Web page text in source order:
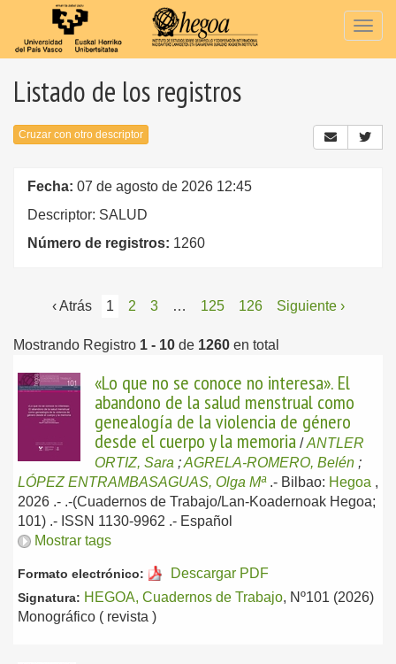
Listado de los registros
Cruzar con otro descriptor
Fecha: 07 de agosto de 2026 12:45
Descriptor: SALUD
Número de registros: 1260
‹ Atrás 1 2 3 … 125 126 Siguiente ›
Mostrando Registro 1 - 10 de 1260 en total
«Lo que no se conoce no interesa». El
abandono de la salud menstrual como
genealogía de la violencia de género
desde el cuerpo y la memoria /ANTLER
ORTIZ, Sara ;AGRELA-ROMERO, Belén ;
LÓPEZ ENTRAMBASAGUAS, Olga Mª .- Bilbao: Hegoa ,
2026 .- .-(Cuadernos de Trabajo/Lan-Koadernoak Hegoa;
101) .- ISSN 1130-9962 .- Español
Mostrar tags
Formato electrónico: Descargar PDF
Signatura: HEGOA, Cuadernos de Trabajo, Nº101 (2026)
Monográfico ( revista )